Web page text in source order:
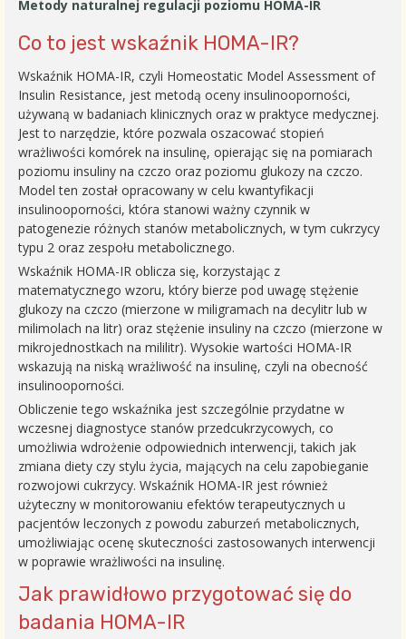
Metody naturalnej regulacji poziomu HOMA-IR
Co to jest wskaźnik HOMA-IR?
Wskaźnik HOMA-IR, czyli Homeostatic Model Assessment of
Insulin Resistance, jest metodą oceny insulinooporności,
używaną w badaniach klinicznych oraz w praktyce medycznej.
Jest to narzędzie, które pozwala oszacować stopień
wrażliwości komórek na insulinę, opierając się na pomiarach
poziomu insuliny na czczo oraz poziomu glukozy na czczo.
Model ten został opracowany w celu kwantyfikacji
insulinooporności, która stanowi ważny czynnik w
patogenezie różnych stanów metabolicznych, w tym cukrzycy
typu 2 oraz zespołu metabolicznego.
Wskaźnik HOMA-IR oblicza się, korzystając z
matematycznego wzoru, który bierze pod uwagę stężenie
glukozy na czczo (mierzone w miligramach na decylitr lub w
milimolach na litr) oraz stężenie insuliny na czczo (mierzone w
mikrojednostkach na mililitr). Wysokie wartości HOMA-IR
wskazują na niską wrażliwość na insulinę, czyli na obecność
insulinooporności.
Obliczenie tego wskaźnika jest szczególnie przydatne w
wczesnej diagnostyce stanów przedcukrzycowych, co
umożliwia wdrożenie odpowiednich interwencji, takich jak
zmiana diety czy stylu życia, mających na celu zapobieganie
rozwojowi cukrzycy. Wskaźnik HOMA-IR jest również
użyteczny w monitorowaniu efektów terapeutycznych u
pacjentów leczonych z powodu zaburzeń metabolicznych,
umożliwiając ocenę skuteczności zastosowanych interwencji
w poprawie wrażliwości na insulinę.
Jak prawidłowo przygotować się do
badania HOMA-IR